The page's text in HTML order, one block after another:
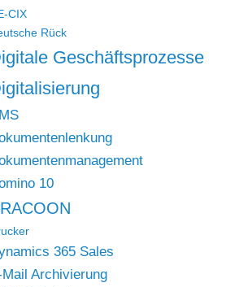
CIX
Rück
Geschäftsprozesse
10
365 Sales
Mail Archivierung